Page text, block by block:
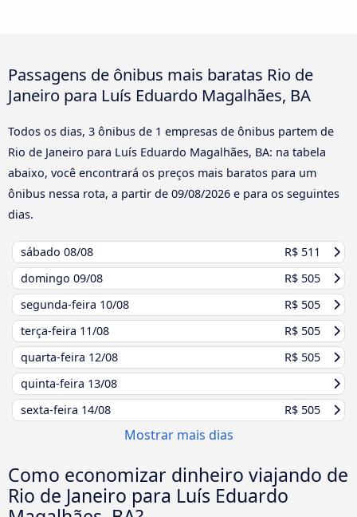
Passagens de ônibus mais baratas Rio de
Janeiro para Luís Eduardo Magalhães, BA
Todos os dias, 3 ônibus de 1 empresas de ônibus partem de
Rio de Janeiro para Luís Eduardo Magalhães, BA: na tabela
abaixo, você encontrará os preços mais baratos para um
ônibus nessa rota, a partir de 09/08/2026 e para os seguintes
dias.
sábado 08/08
R$ 511
domingo 09/08
R$ 505
segunda-feira 10/08
R$ 505
terça-feira 11/08
R$ 505
quarta-feira 12/08
R$ 505
quinta-feira 13/08
sexta-feira 14/08 R$ 505
Mostrar mais dias
Como economizar dinheiro viajando de
Rio de Janeiro para Luís Eduardo